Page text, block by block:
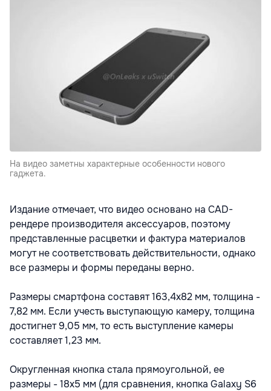
На видео заметны характерные особенности нового
гаджета.
Издание отмечает, что видео основано на CAD-
рендере производителя аксессуаров, поэтому
представленные ​​расцветки и фактура материалов
могут не соответствовать действительности, однако
все размеры и формы переданы верно.
Размеры смартфона составят 163,4х82 мм, толщина -
7,82 мм. Если учесть выступающую камеру, толщина
достигнет 9,05 мм, то есть выступление камеры
составляет 1,23 мм.
Округленная кнопка стала прямоугольной, ее
размеры - 18х5 мм (для сравнения, кнопка Galaxy S6